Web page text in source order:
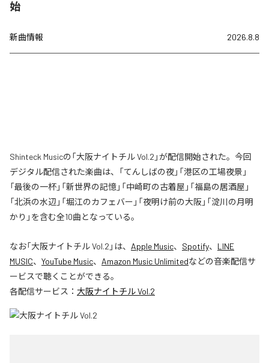
始
新曲情報 2026.8.8
Shinteck Musicの「大阪ナイトチル Vol.2」が配信開始された。今回
デジタル配信された楽曲は、「てんしばの夜」「港区の工場夜景」
「最後の一杯」「新世界の記憶」「中崎町の古着屋」「福島の居酒屋」
「北浜の水辺」「堀江のカフェバー」「夜明け前の大阪」「淀川の月明
かり」を含む全10曲となっている。
なお「大阪ナイトチル Vol.2 」は、 Apple Music、 Spotify、 LINE
MUSIC、 YouTube Music、 Amazon Music Unlimitedなどの音楽配信サ
ービスで聴くことができる。
各配信サービス： 大阪ナイトチル Vol.2